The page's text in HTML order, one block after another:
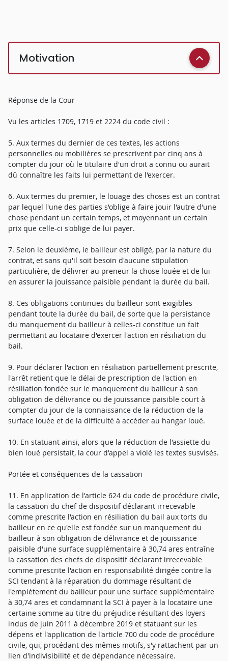
Motivation
Réponse de la Cour
Vu les articles 1709, 1719 et 2224 du code civil :
5. Aux termes du dernier de ces textes, les actions
personnelles ou mobilières se prescrivent par cinq ans à
compter du jour où le titulaire d'un droit a connu ou aurait
dû connaître les faits lui permettant de l'exercer.
6. Aux termes du premier, le louage des choses est un contrat
par lequel l'une des parties s'oblige à faire jouir l'autre d'une
chose pendant un certain temps, et moyennant un certain
prix que celle-ci s'oblige de lui payer.
7. Selon le deuxième, le bailleur est obligé, par la nature du
contrat, et sans qu'il soit besoin d'aucune stipulation
particulière, de délivrer au preneur la chose louée et de lui
en assurer la jouissance paisible pendant la durée du bail.
8. Ces obligations continues du bailleur sont exigibles
pendant toute la durée du bail, de sorte que la persistance
du manquement du bailleur à celles-ci constitue un fait
permettant au locataire d'exercer l'action en résiliation du
bail.
9. Pour déclarer l'action en résiliation partiellement prescrite,
l'arrêt retient que le délai de prescription de l'action en
résiliation fondée sur le manquement du bailleur à son
obligation de délivrance ou de jouissance paisible court à
compter du jour de la connaissance de la réduction de la
surface louée et de la difficulté à accéder au hangar loué.
10. En statuant ainsi, alors que la réduction de l'assiette du
bien loué persistait, la cour d'appel a violé les textes susvisés.
Portée et conséquences de la cassation
11. En application de l'article 624 du code de procédure civile,
la cassation du chef de dispositif déclarant irrecevable
comme prescrite l'action en résiliation du bail aux torts du
bailleur en ce qu'elle est fondée sur un manquement du
bailleur à son obligation de délivrance et de jouissance
paisible d'une surface supplémentaire à 30,74 ares entraîne
la cassation des chefs de dispositif déclarant irrecevable
comme prescrite l'action en responsabilité dirigée contre la
SCI tendant à la réparation du dommage résultant de
l'empiétement du bailleur pour une surface supplémentaire
à 30,74 ares et condamnant la SCI à payer à la locataire une
certaine somme au titre du préjudice résultant des loyers
indus de juin 2011 à décembre 2019 et statuant sur les
dépens et l'application de l'article 700 du code de procédure
civile, qui, procédant des mêmes motifs, s'y rattachent par un
lien d'indivisibilité et de dépendance nécessaire.